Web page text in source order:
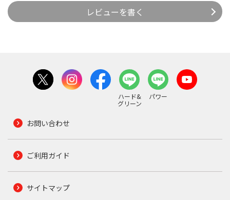
レビューを書く
ハード&
グリーン
パワー
お問い合わせ
ご利用ガイド
サイトマップ